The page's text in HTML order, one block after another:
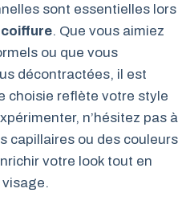
sont essentielles lors
coiffure. Que vous aimiez
ou que vous
décontractées, il est
choisie reflète votre style
n’hésitez pas à
capillaires ou des couleurs
votre look tout en